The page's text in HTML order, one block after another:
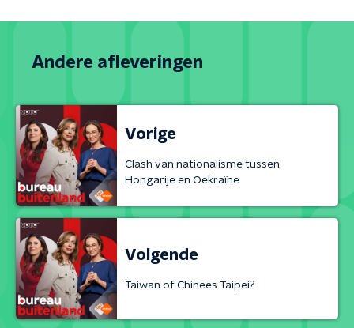
Andere afleveringen
Vorige
Clash van nationalisme tussen
Hongarije en Oekraïne
Volgende
Taiwan of Chinees Taipei?